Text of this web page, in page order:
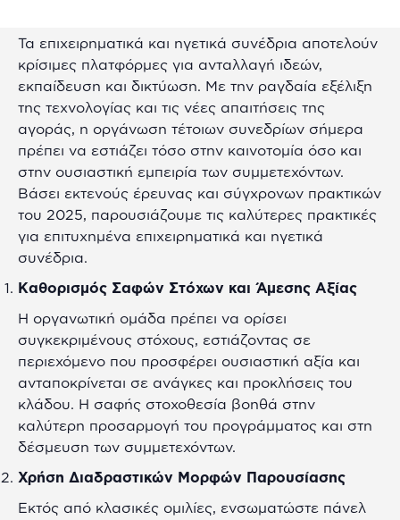
Τα επιχειρηματικά και ηγετικά συνέδρια αποτελούν
κρίσιμες πλατφόρμες για ανταλλαγή ιδεών,
εκπαίδευση και δικτύωση. Με την ραγδαία εξέλιξη
της τεχνολογίας και τις νέες απαιτήσεις της
αγοράς, η οργάνωση τέτοιων συνεδρίων σήμερα
πρέπει να εστιάζει τόσο στην καινοτομία όσο και
στην ουσιαστική εμπειρία των συμμετεχόντων.
Βάσει εκτενούς έρευνας και σύγχρονων πρακτικών
του 2025, παρουσιάζουμε τις καλύτερες πρακτικές
για επιτυχημένα επιχειρηματικά και ηγετικά
συνέδρια.
Καθορισμός Σαφών Στόχων και Άμεσης Αξίας
Η οργανωτική ομάδα πρέπει να ορίσει
συγκεκριμένους στόχους, εστιάζοντας σε
περιεχόμενο που προσφέρει ουσιαστική αξία και
ανταποκρίνεται σε ανάγκες και προκλήσεις του
κλάδου. Η σαφής στοχοθεσία βοηθά στην
καλύτερη προσαρμογή του προγράμματος και στη
δέσμευση των συμμετεχόντων.
Χρήση Διαδραστικών Μορφών Παρουσίασης
Εκτός από κλασικές ομιλίες, ενσωματώστε πάνελ